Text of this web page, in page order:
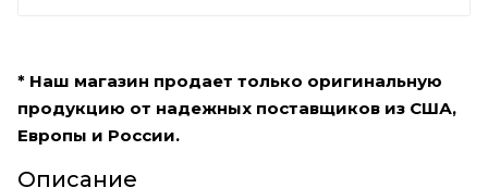
* Наш магазин продает только оригинальную
продукцию от надежных поставщиков из США,
Европы и России.
Описание